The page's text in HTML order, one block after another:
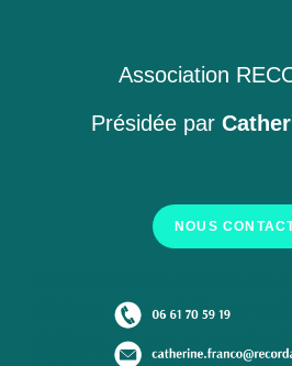
Association
Présidée par
NOUS